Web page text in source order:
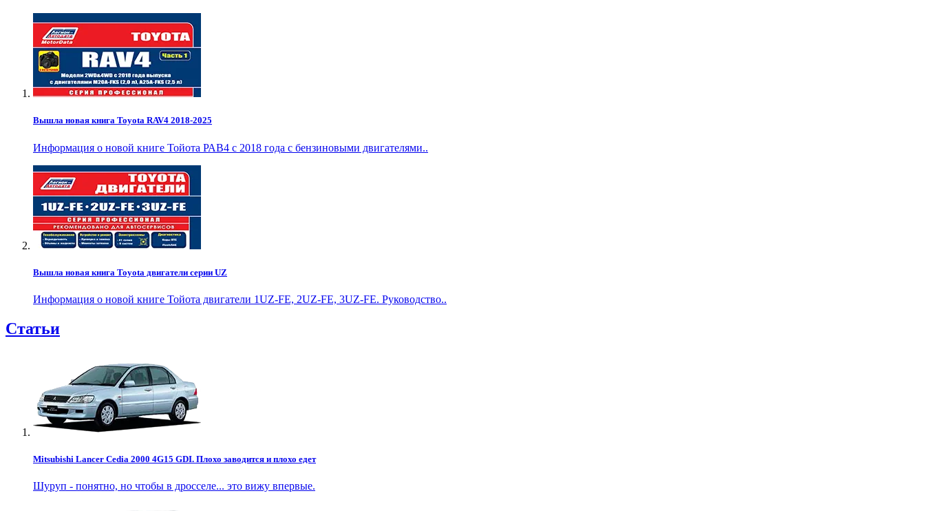
Вышла новая книга Toyota RAV4 2018-2025
Информация о новой книге Тойота РАВ4 с 2018 года с бензиновыми двигателями..
Вышла новая книга Toyota двигатели серии UZ
Информация о новой книге Тойота двигатели 1UZ-FE, 2UZ-FE, 3UZ-FE. Руководство..
Статьи
Mitsubishi Lancer Cedia 2000 4G15 GDI. Плохо заводится и плохо едет
Шуруп - понятно, но чтобы в дросселе... это вижу впервые.